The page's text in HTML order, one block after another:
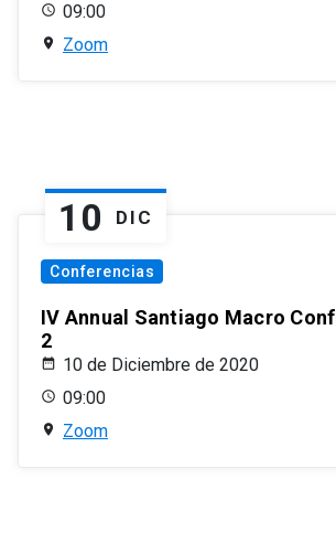
09:00
Zoom
10 DIC
Conferencias
IV Annual Santiago Macro
2
10 de Diciembre de 2020
09:00
Zoom